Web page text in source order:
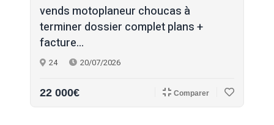
vends motoplaneur choucas à
terminer dossier complet plans +
facture...
24 20/07/2026
22 000€ Comparer